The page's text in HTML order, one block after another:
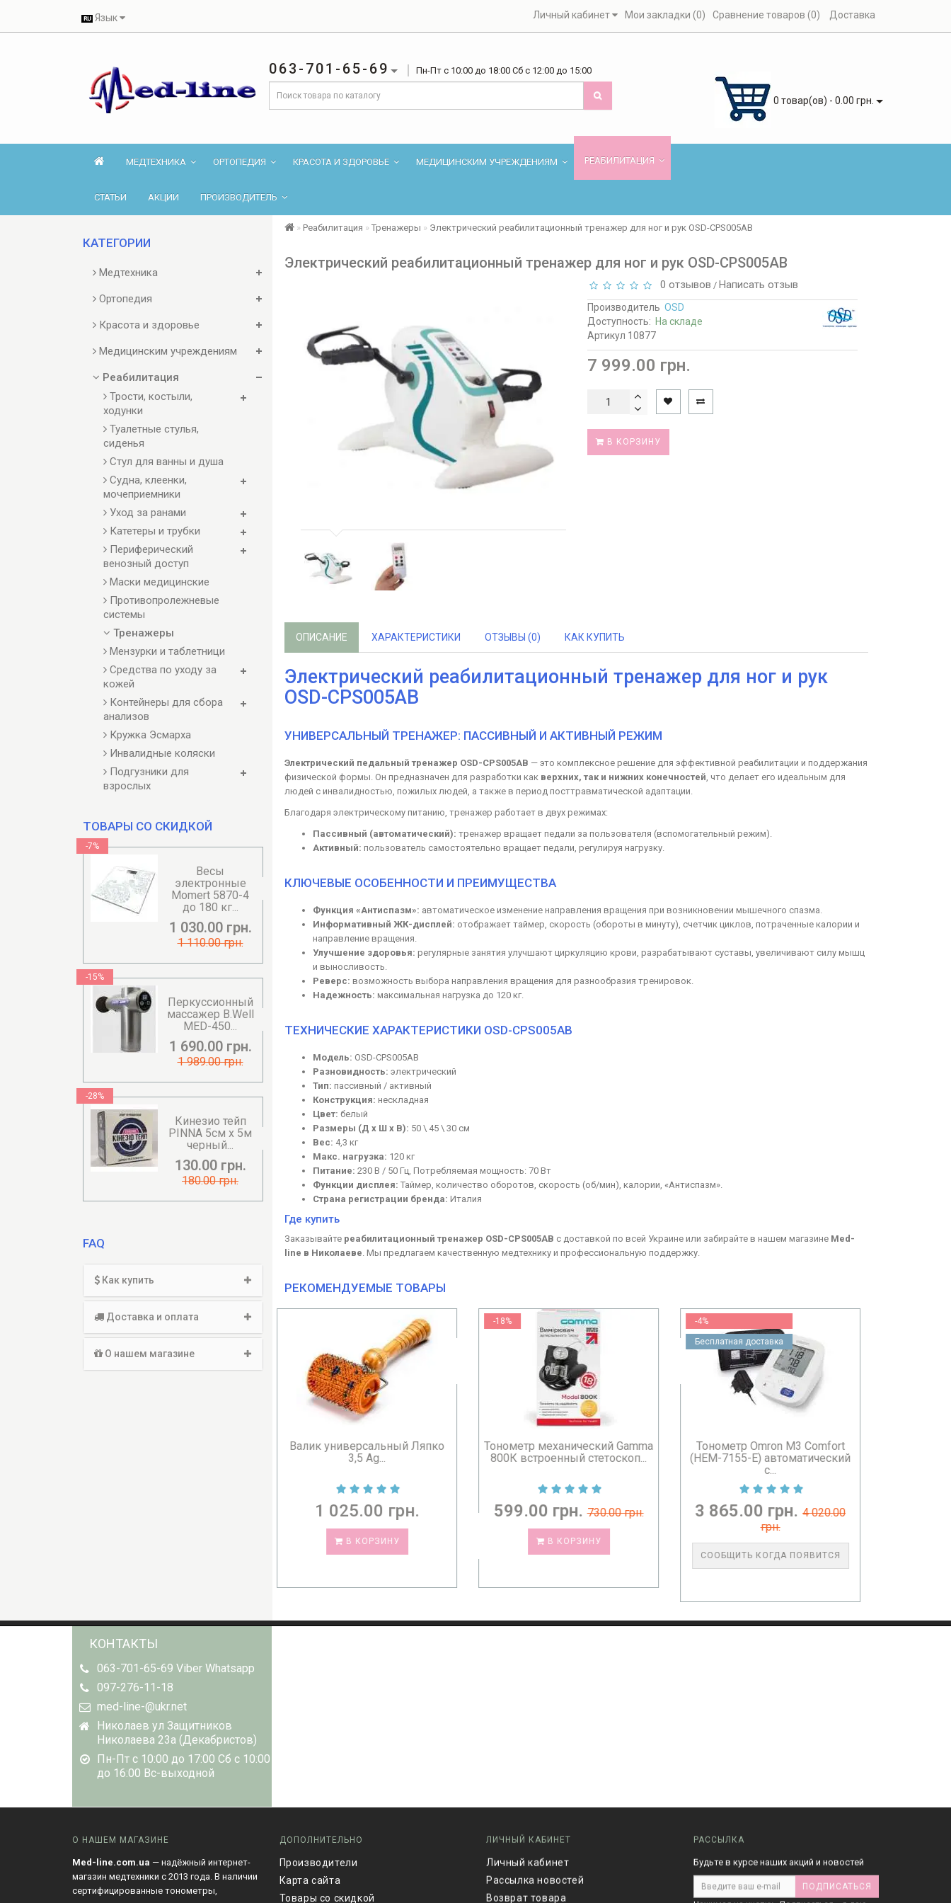
Язык Личный кабинет Мои закладки (0) Сравнение товаров (0) Доставка
063-701-65-69 Пн-Пт с 10:00 до 18:00 Сб с 12:00 до 15:00
0 товар(ов) - 0.00 грн.
МЕДТЕХНИКА ОРТОПЕДИЯ КРАСОТА И ЗДОРОВЬЕ МЕДИЦИНСКИМ УЧРЕЖДЕНИЯМ РЕАБИЛИТАЦИЯ
СТАТЬИ АКЦИИ ПРОИЗВОДИТЕЛЬ
КАТЕГОРИИ
Медтехника
Ортопедия
Красота и здоровье
Медицинским учреждениям
Реабилитация
Трости, костыли,
ходунки
Туалетные стулья,
сиденья
Стул для ванны и душа
Судна, клеенки,
мочеприемники
Уход за ранами
Катетеры и трубки
Периферический
венозный доступ
Маски медицинские
Противопролежневые
системы
Тренажеры
Мензурки и таблетници
Средства по уходу за
кожей
Контейнеры для сбора
анализов
Кружка Эсмарха
Инвалидные коляски
Подгузники для
взрослых
ТОВАРЫ СО СКИДКОЙ
-7%
Весы
электронные
Momert 5870-4
до 180 кг...
1 030.00 грн.
1 110.00 грн.
-15%
Перкуссионный
массажер B.Well
MED-450...
1 690.00 грн.
1 989.00 грн.
-28%
Кинезио тейп
PINNA 5см х 5м
черный...
130.00 грн.
180.00 грн.
FAQ
Как купить
Доставка и оплата
О нашем магазине
Реабилитация Тренажеры Электрический реабилитационный тренажер для ног и рук OSD-CPS005AB
Электрический реабилитационный тренажер для ног и рук OSD-CPS005AB
0 отзывов / Написать отзыв
Производитель OSD
Доступность: На складе
Артикул 10877
7 999.00 грн.
В КОРЗИНУ
ОПИСАНИЕ ХАРАКТЕРИСТИКИ ОТЗЫВЫ (0) КАК КУПИТЬ
Электрический реабилитационный тренажер для ног и рук
OSD-CPS005AB
УНИВЕРСАЛЬНЫЙ ТРЕНАЖЕР: ПАССИВНЫЙ И АКТИВНЫЙ РЕЖИМ
Электрический педальный тренажер OSD-CPS005AB — это комплексное решение для эффективной реабилитации и поддержания
физической формы. Он предназначен для разработки как верхних, так и нижних конечностей , что делает его идеальным для
людей с инвалидностью, пожилых людей, а также в период посттравматической адаптации.
Благодаря электрическому питанию, тренажер работает в двух режимах:
Пассивный (автоматический): тренажер вращает педали за пользователя (вспомогательный режим).
Активный: пользователь самостоятельно вращает педали, регулируя нагрузку.
КЛЮЧЕВЫЕ ОСОБЕННОСТИ И ПРЕИМУЩЕСТВА
Функция «Антиспазм»: автоматическое изменение направления вращения при возникновении мышечного спазма.
Информативный ЖК-дисплей: отображает таймер, скорость (обороты в минуту), счетчик циклов, потраченные калории и
направление вращения.
Улучшение здоровья: регулярные занятия улучшают циркуляцию крови, разрабатывают суставы, увеличивают силу мышц
и выносливость.
Реверс: возможность выбора направления вращения для разнообразия тренировок.
Надежность: максимальная нагрузка до 120 кг.
ТЕХНИЧЕСКИЕ ХАРАКТЕРИСТИКИ OSD-CPS005AB
Модель: OSD-CPS005AB
Разновидность: электрический
Тип: пассивный / активный
Конструкция: нескладная
Цвет: белый
Размеры (Д х Ш х В): 50 \ 45 \ 30 см
Вес: 4,3 кг
Макс. нагрузка: 120 кг
Питание: 230 В / 50 Гц, Потребляемая мощность: 70 Вт
Функции дисплея: Таймер, количество оборотов, скорость (об/мин), калории, «Антиспазм».
Страна регистрации бренда: Италия
Где купить
Заказывайте реабилитационный тренажер OSD-CPS005AB с доставкой по всей Украине или забирайте в нашем магазине Med-
line в Николаеве . Мы предлагаем качественную медтехнику и профессиональную поддержку.
РЕКОМЕНДУЕМЫЕ ТОВАРЫ
Тонометр механический Gamma
800К встроенный стетоскоп...
599.00 грн. 730.00 грн.
В КОРЗИНУ
-4%
Бесплатная доставка
Тонометр Omron M3 Comfort
(HEM-7155-E) автоматический
3 865.00 грн. 4 020.00
грн.
СООБЩИТЬ КОГДА ПОЯВИТСЯ
Посуда 5л средство для
ручного мытья посуды TM
Bilysna...
570.00 грн.
В КОРЗИНУ
КОНТАКТЫ
063-701-65-69 Viber Whatsapp
097-276-11-18
med-line-@ukr.net
Николаев ул Защитников
Николаева 23а (Декабристов)
Пн-Пт с 10:00 до 17:00 Сб с 10:00
до 16:00 Вс-выходной
О НАШЕМ МАГАЗИНЕ
Med-line.com.ua — надёжный интернет-
магазин медтехники с 2013 года. В наличии
сертифицированные тонометры,
ДОПОЛНИТЕЛЬНО
Производители
Карта сайта
Товары со скидкой
ЛИЧНЫЙ КАБИНЕТ
Личный кабинет
Рассылка новостей
Возврат товара
РАССЫЛКА
Будьте в курсе наших акций и новостей
ПОДПИСАТЬСЯ